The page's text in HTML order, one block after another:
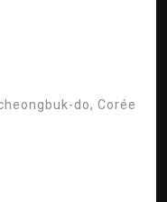
do, Corée